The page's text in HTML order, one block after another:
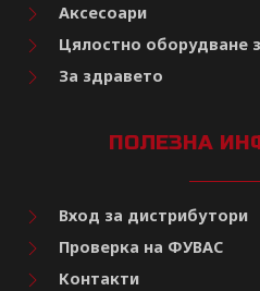
Аксесоари
Цялостно оборудване
За здравето
ПОЛЕЗНА
Вход за дистрибутори
Проверка на ФУВАС
Контакти